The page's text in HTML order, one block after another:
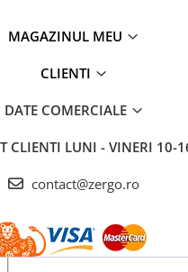
MAGAZINUL MEU
CLIENTI
DATE COMERCIALE
CLIENTI LUNI - VINERI 10-
contact@zergo.ro